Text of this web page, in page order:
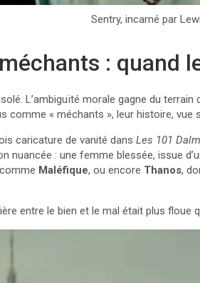
Sentry, incarné par
: quand
L’ambiguïté morale gagne du
comme « méchants », leur histoire, vue
caricature de vanité dans Les 101
nuancée : une femme blessée, issue
Maléfique, ou encore Thanos,
entre le bien et le mal était plus floue